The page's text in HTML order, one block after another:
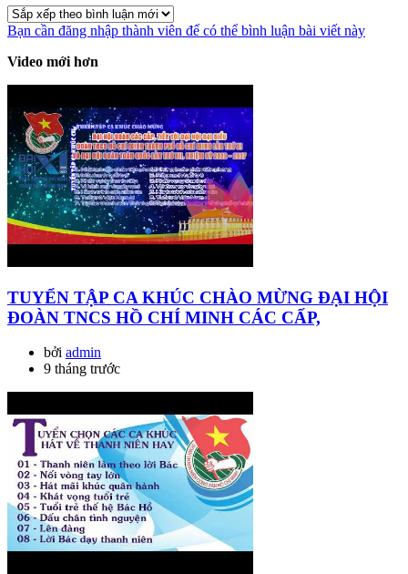
Bạn cần đăng nhập thành viên để có thể bình luận bài viết này
Video mới hơn
TUYỂN TẬP CA KHÚC CHÀO MỪNG ĐẠI HỘI
ĐOÀN TNCS HỒ CHÍ MINH CÁC CẤP,
bởi admin
9 tháng trước